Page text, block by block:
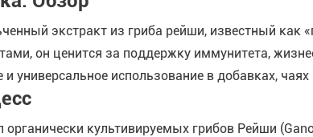
экстракт из гриба рейши, известный как
он ценится за поддержку иммунитета,
универсальное использование в добавках,
органически культивируемых грибов Рейши